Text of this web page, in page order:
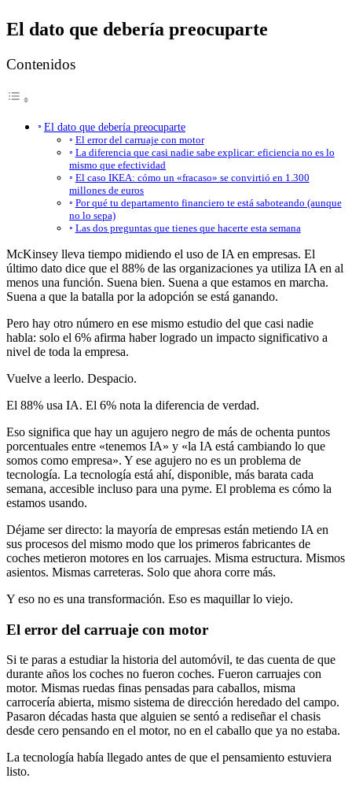
El dato que debería preocuparte
Contenidos
El dato que debería preocuparte
El error del carruaje con motor
La diferencia que casi nadie sabe explicar: eficiencia no es lo
mismo que efectividad
El caso IKEA: cómo un «fracaso» se convirtió en 1.300
millones de euros
Por qué tu departamento financiero te está saboteando (aunque
no lo sepa)
Las dos preguntas que tienes que hacerte esta semana
McKinsey lleva tiempo midiendo el uso de IA en empresas. El
último dato dice que el 88% de las organizaciones ya utiliza IA en al
menos una función. Suena bien. Suena a que estamos en marcha.
Suena a que la batalla por la adopción se está ganando.
Pero hay otro número en ese mismo estudio del que casi nadie
habla: solo el 6% afirma haber logrado un impacto significativo a
nivel de toda la empresa.
Vuelve a leerlo. Despacio.
El 88% usa IA. El 6% nota la diferencia de verdad.
Eso significa que hay un agujero negro de más de ochenta puntos
porcentuales entre «tenemos IA» y «la IA está cambiando lo que
somos como empresa». Y ese agujero no es un problema de
tecnología. La tecnología está ahí, disponible, más barata cada
semana, accesible incluso para una pyme. El problema es cómo la
estamos usando.
Déjame ser directo: la mayoría de empresas están metiendo IA en
sus procesos del mismo modo que los primeros fabricantes de
coches metieron motores en los carruajes. Misma estructura. Mismos
asientos. Mismas carreteras. Solo que ahora corre más.
Y eso no es una transformación. Eso es maquillar lo viejo.
El error del carruaje con motor
Si te paras a estudiar la historia del automóvil, te das cuenta de que
durante años los coches no fueron coches. Fueron carruajes con
motor. Mismas ruedas finas pensadas para caballos, misma
carrocería abierta, mismo sistema de dirección heredado del campo.
Pasaron décadas hasta que alguien se sentó a rediseñar el chasis
desde cero pensando en el motor, no en el caballo que ya no estaba.
La tecnología había llegado antes de que el pensamiento estuviera
listo.